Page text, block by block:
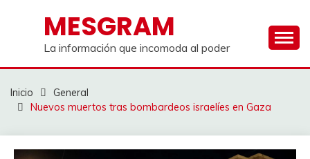
contenidoMESGRAM
La información que incomoda al poder
Inicio
General
Nuevos muertos tras bombardeos israelíes en Gaza